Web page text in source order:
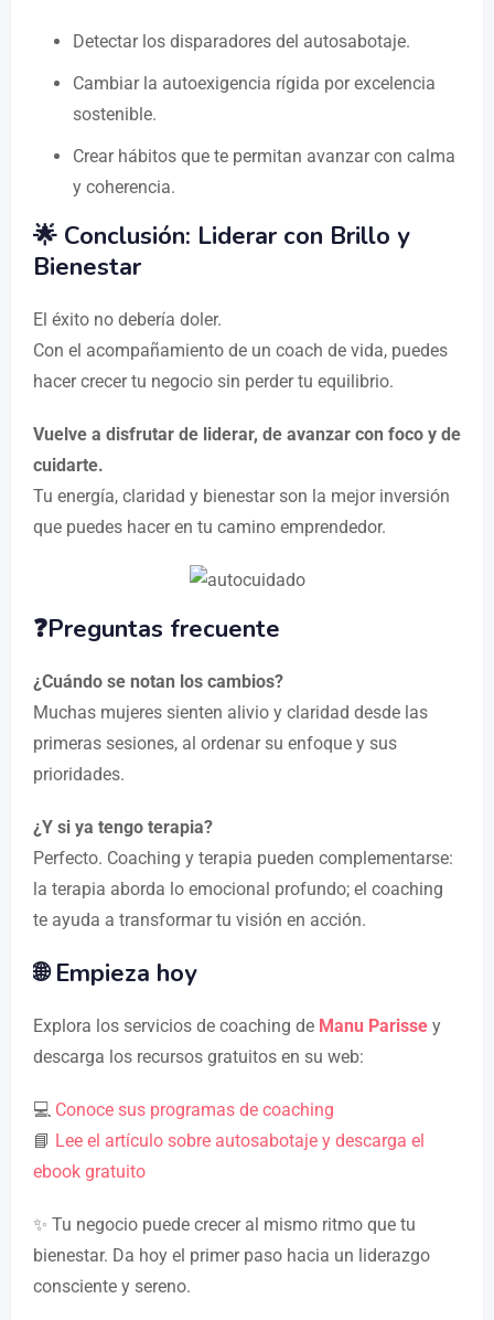
Detectar los disparadores del autosabotaje.
Cambiar la autoexigencia rígida por excelencia
sostenible.
Crear hábitos que te permitan avanzar con calma
y coherencia.
🌟 Conclusión: Liderar con Brillo y
Bienestar
El éxito no debería doler.
Con el acompañamiento de un coach de vida, puedes
hacer crecer tu negocio sin perder tu equilibrio.
Vuelve a disfrutar de liderar, de avanzar con foco y de
cuidarte.
Tu energía, claridad y bienestar son la mejor inversión
que puedes hacer en tu camino emprendedor.
❓Preguntas frecuente
¿Cuándo se notan los cambios?
Muchas mujeres sienten alivio y claridad desde las
primeras sesiones, al ordenar su enfoque y sus
prioridades.
¿Y si ya tengo terapia?
Perfecto. Coaching y terapia pueden complementarse:
la terapia aborda lo emocional profundo; el coaching
te ayuda a transformar tu visión en acción.
🌐 Empieza hoy
Explora los servicios de coaching de Manu Parisse y
descarga los recursos gratuitos en su web:
💻 Conoce sus programas de coaching
📘 Lee el artículo sobre autosabotaje y descarga el
ebook gratuito
✨ Tu negocio puede crecer al mismo ritmo que tu
bienestar. Da hoy el primer paso hacia un liderazgo
consciente y sereno.